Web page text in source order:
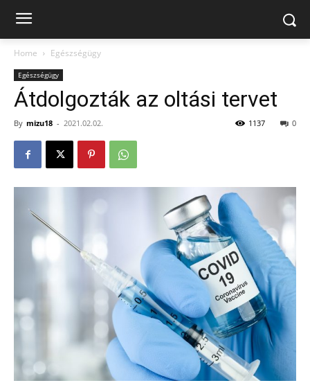
Home Egészségügy
Egészségügy
Átdolgozták az oltási tervet
By mizu18 - 2021.02.02. 0
1137